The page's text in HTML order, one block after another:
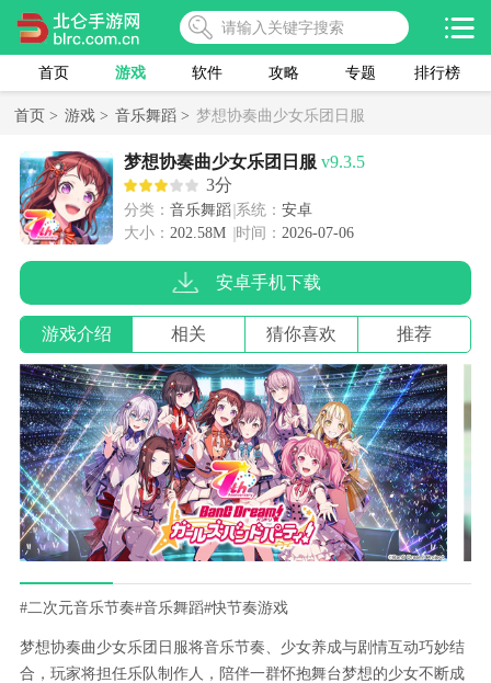
首页 游戏 软件 攻略 专题 排行榜
首页 > 游戏 > 音乐舞蹈 > 梦想协奏曲少女乐团日服
梦想协奏曲少女乐团日服 v9.3.5
3分
分类： 音乐舞蹈 系统： 安卓
大小： 202.58M 时间： 2026-07-06
安卓手机下载
游戏介绍 相关 猜你喜欢 推荐
#二次元音乐节奏#音乐舞蹈#快节奏游戏
梦想协奏曲少女乐团日服将音乐节奏、少女养成与剧情互动巧妙结
合，玩家将担任乐队制作人，陪伴一群怀抱舞台梦想的少女不断成